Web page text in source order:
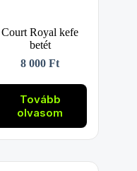
Court Royal kefe
betét
8 000Ft
Tovább
olvasom